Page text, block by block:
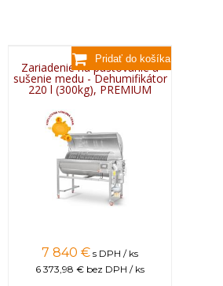
Zariadenie na pastovanie a
sušenie medu - Dehumifikátor
220 l (300kg), PREMIUM
7 840 € s DPH / ks
6 373,98 € bez DPH / ks